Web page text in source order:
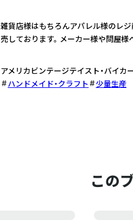
雑貨店様はもちろんアパレル様のレ
売しております。 メーカー様や問屋様
アメリカビンテージテイスト・バイカ
ハンドメイド・クラフト
少量生産
この